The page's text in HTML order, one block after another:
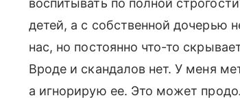
воспитывать по полной
детей, а с собственной дочерью
нас, но постоянно что-то
Вроде и скандалов нет. У меня
а игнорирую ее. Это может